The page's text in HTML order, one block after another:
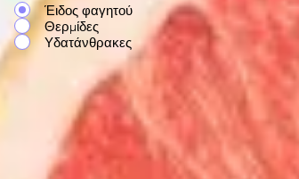
Έιδος φαγητού
Θερμίδες
Υδατάνθρακες